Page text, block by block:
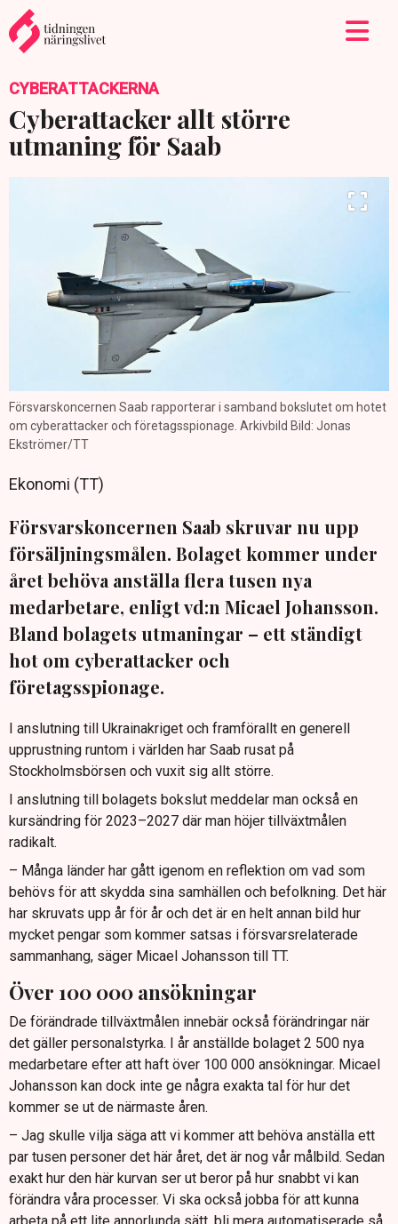
CYBERATTACKERNA
Cyberattacker allt större
utmaning för Saab
Försvarskoncernen Saab rapporterar i samband bokslutet om hotet
om cyberattacker och företagsspionage. Arkivbild Bild: Jonas
Ekströmer/TT
Ekonomi (TT)
Försvarskoncernen Saab skruvar nu upp
försäljningsmålen. Bolaget kommer under
året behöva anställa flera tusen nya
medarbetare, enligt vd:n Micael Johansson.
Bland bolagets utmaningar – ett ständigt
hot om cyberattacker och
företagsspionage.
I anslutning till Ukrainakriget och framförallt en generell
upprustning runtom i världen har Saab rusat på
Stockholmsbörsen och vuxit sig allt större.
I anslutning till bolagets bokslut meddelar man också en
kursändring för 2023–2027 där man höjer tillväxtmålen
radikalt.
– Många länder har gått igenom en reflektion om vad som
behövs för att skydda sina samhällen och befolkning. Det här
har skruvats upp år för år och det är en helt annan bild hur
mycket pengar som kommer satsas i försvarsrelaterade
sammanhang, säger Micael Johansson till TT.
Över 100 000 ansökningar
De förändrade tillväxtmålen innebär också förändringar när
det gäller personalstyrka. I år anställde bolaget 2 500 nya
medarbetare efter att haft över 100 000 ansökningar. Micael
Johansson kan dock inte ge några exakta tal för hur det
kommer se ut de närmaste åren.
– Jag skulle vilja säga att vi kommer att behöva anställa ett
par tusen personer det här året, det är nog vår målbild. Sedan
exakt hur den här kurvan ser ut beror på hur snabbt vi kan
förändra våra processer. Vi ska också jobba för att kunna
arbeta på ett lite annorlunda sätt, bli mera automatiserade så